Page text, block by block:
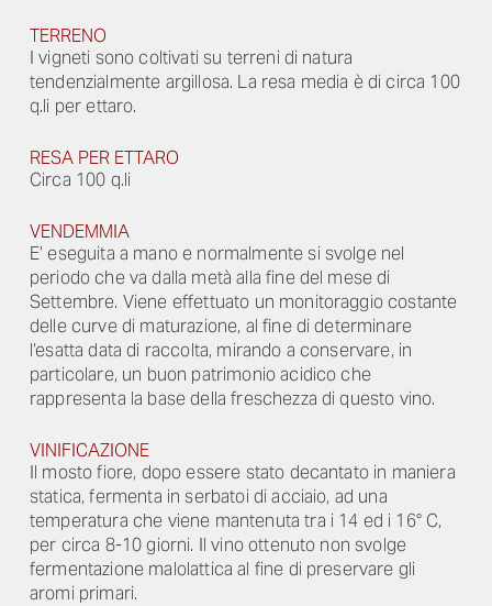
TERRENO
I vigneti sono coltivati su terreni di natura
tendenzialmente argillosa. La resa media è di circa 100
q.li per ettaro.
RESA PER ETTARO
Circa 100 q.li
VENDEMMIA
E’ eseguita a mano e normalmente si svolge nel
periodo che va dalla metà alla fine del mese di
Settembre. Viene effettuato un monitoraggio costante
delle curve di maturazione, al fine di determinare
l’esatta data di raccolta, mirando a conservare, in
particolare, un buon patrimonio acidico che
rappresenta la base della freschezza di questo vino.
VINIFICAZIONE
Il mosto fiore, dopo essere stato decantato in maniera
statica, fermenta in serbatoi di acciaio, ad una
temperatura che viene mantenuta tra i 14 ed i 16° C,
per circa 8-10 giorni. Il vino ottenuto non svolge
fermentazione malolattica al fine di preservare gli
aromi primari.